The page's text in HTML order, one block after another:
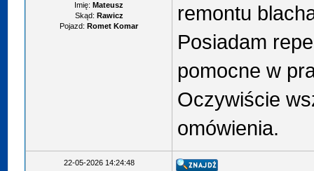
Imię: Mateusz
Skąd: Rawicz
Pojazd: Romet Komar
remontu
Posiadam
pomocne w
Oczywiście
omówienia.
22-05-2026 14:24:48